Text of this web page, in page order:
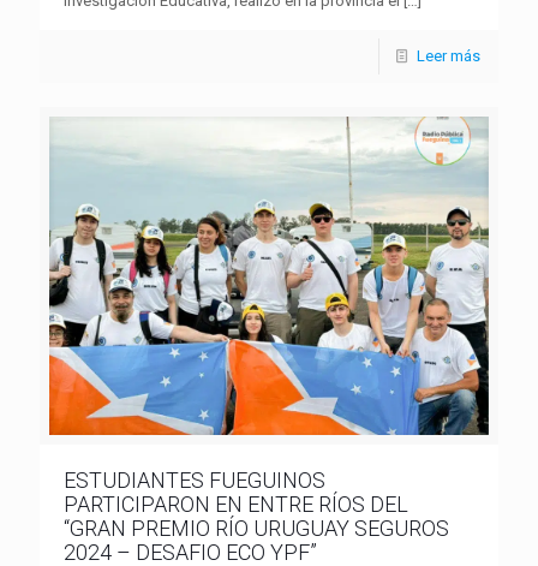
Leer más
ESTUDIANTES FUEGUINOS
PARTICIPARON EN ENTRE RÍOS DEL
“GRAN PREMIO RÍO URUGUAY SEGUROS
2024 – DESAFIO ECO YPF”